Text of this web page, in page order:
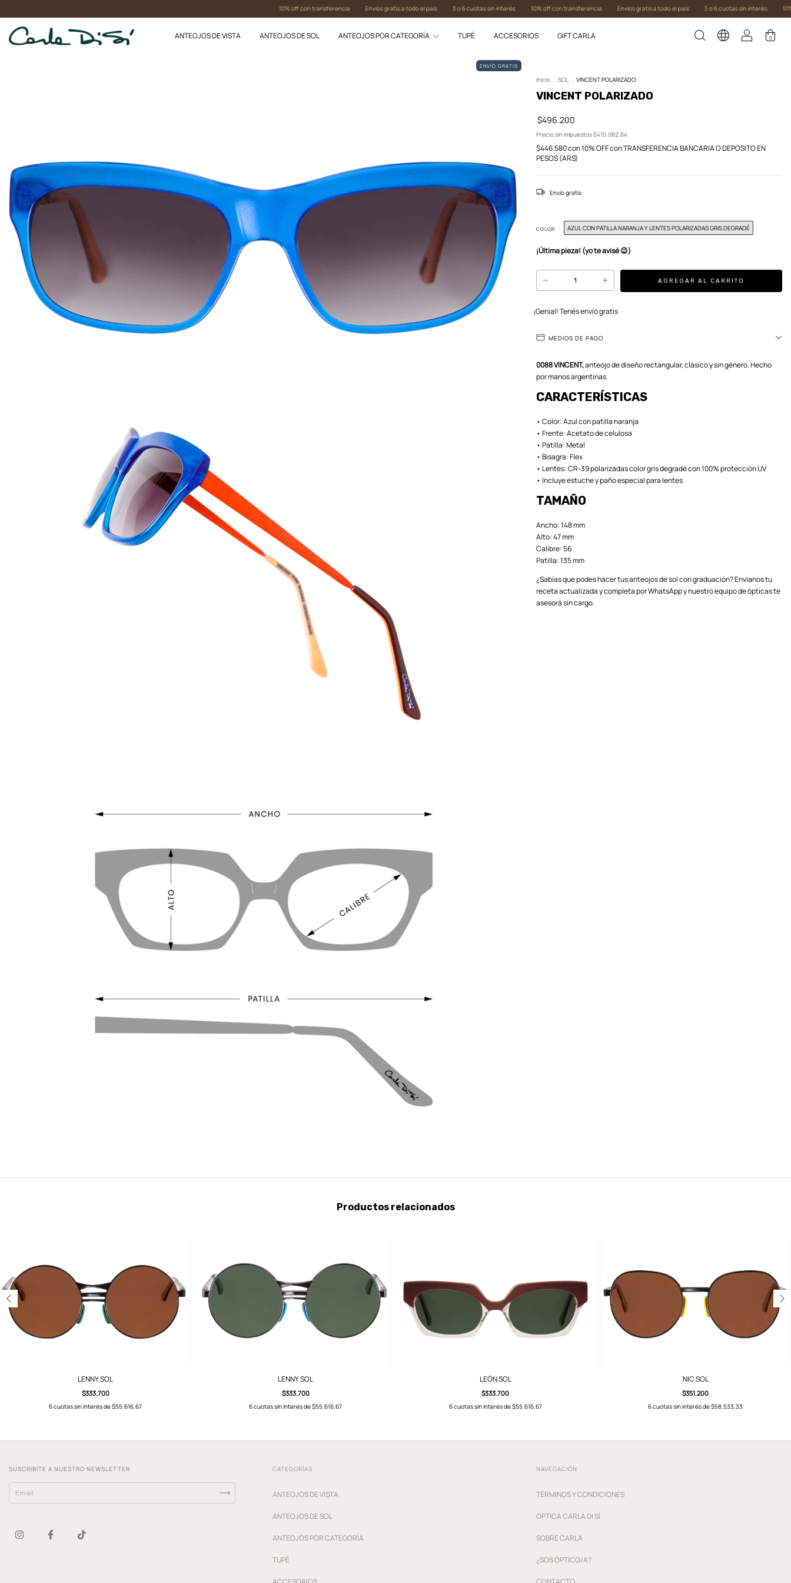
10% off con transferencia Envios gratis a todo el país 3 o 6 cuotas sin interés 10% off con transferencia Envios gratis a todo el país 3 o 6 cuotas sin interés 10% off con
ANTEOJOS DE VISTA ANTEOJOS DE SOL ANTEOJOS POR CATEGORÍA TUPÉ ACCESORIOS GIFT CARLA 0
ENVÍO GRATIS
Inicio . SOL . VINCENT POLARIZADO
VINCENT POLARIZADO
$496.200
Precio sin impuestos$410.082,64
$446.580con10% OFF con TRANSFERENCIA BANCARIA O DEPÓSITO EN
PESOS (ARS)
Envío gratis
COLOR AZUL CON PATILLA NARANJA Y LENTES POLARIZADAS GRIS DEGRADÉ
¡Última pieza! (yo te avisé 😉)
¡Genial! Tenés envío gratis
MEDIOS DE PAGO
0088 VINCENT,anteojo de diseño rectangular, clásico y sin género. Hecho
por manos argentinas.
CARACTERÍSTICAS
• Color: Azul con patilla naranja
• Frente: Acetato de celulosa
• Patilla: Metal
• Bisagra: Flex
• Lentes: CR-39 polarizadas color gris degradé con 100% protección UV
• Incluye estuche y paño especial para lentes
TAMAÑO
Ancho: 148 mm
Alto: 47 mm
Calibre: 56
Patilla: 135 mm
¿Sabías que podes hacer tus anteojos de sol con graduación? Envianos tu
receta actualizada y completa por WhatsApp y nuestro equipo de ópticas te
asesorá sin cargo.
Productos relacionados
LENNY SOL
$333.700
6cuotas sin interés de$55.616,67
LENNY SOL
$333.700
6cuotas sin interés de$55.616,67
LEÓN SOL
$333.700
6cuotas sin interés de$55.616,67
NIC SOL
$351.200
6cuotas sin interés de$58.533,33
SUSCRIBITE A NUESTRO NEWSLETTER CATEGORÍAS
ANTEOJOS DE VISTA
ANTEOJOS DE SOL
ANTEOJOS POR CATEGORÍA
TUPÉ
NAVEGACIÓN
TÉRMINOS Y CONDICIONES
ÓPTICA CARLA DI SÍ
SOBRE CARLA
¿SOS ÓPTICO/A?